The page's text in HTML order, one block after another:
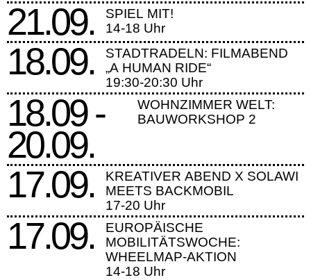
21.09.
SPIEL MIT!
14-18 Uhr
18.09.
STADTRADELN: FILMABEND
„A HUMAN RIDE“
19:30-20:30 Uhr
18.09 -
20.09.
WOHNZIMMER WELT:
BAUWORKSHOP 2
17.09.
KREATIVER ABEND X SOLAWI
MEETS BACKMOBIL
17-20 Uhr
17.09.
EUROPÄISCHE
MOBILITÄTSWOCHE:
WHEELMAP-AKTION
14-18 Uhr